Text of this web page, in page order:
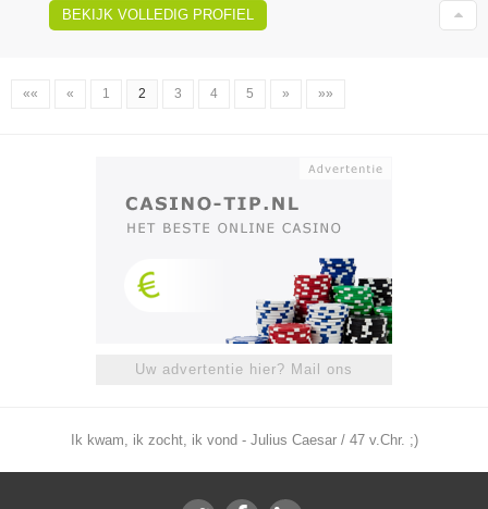
BEKIJK VOLLEDIG PROFIEL
«« « 1 2 3 4 5 » »»
Uw advertentie hier? Mail ons
Ik kwam, ik zocht, ik vond - Julius Caesar / 47 v.Chr. ;)